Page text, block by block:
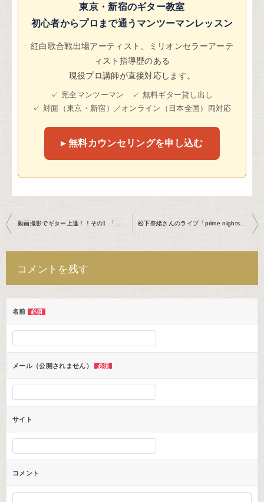
東京・新宿のギター教室
初心者からプロまで通うマンツーマンレッスン
紅白歌合戦出場アーティスト、ミリオンセラーアーテ
ィスト指導歴のある
現役プロ講師が直接対応します。
✓ 完全マンツーマン ✓ 無料ギター貸し出し
✓ 対面（東京・新宿）／オンライン（日本全国）両対応
▸ 無料カウンセリングを申し込む
投
ー
シ
ョ
ン
動画撮影でギター上達！！その1 「動きの乖離」 松下奈緒さんのライブ「prime nights 2019」にご招待頂きました。
コメントを残す
名前 必須
メール（公開されません） 必須
サイト
コメント